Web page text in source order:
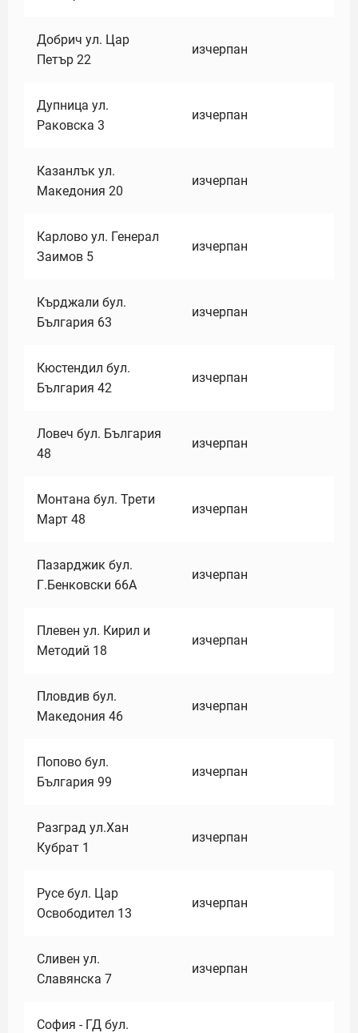
Добрич ул. Цар
Петър 22
изчерпан
Дупница ул.
Раковска 3
изчерпан
Казанлък ул.
Македония 20
изчерпан
Карлово ул. Генерал
Заимов 5
изчерпан
Кърджали бул.
България 63
изчерпан
Кюстендил бул.
България 42
изчерпан
Ловеч бул. България
48
изчерпан
Монтана бул. Трети
Март 48
изчерпан
Пазарджик бул.
Г.Бенковски 66А
изчерпан
Плевен ул. Кирил и
Методий 18
изчерпан
Пловдив бул.
Македония 46
изчерпан
Попово бул.
България 99
изчерпан
Разград ул.Хан
Кубрат 1
изчерпан
Русе бул. Цар
Освободител 13
изчерпан
Сливен ул.
Славянска 7
изчерпан
София - ГД бул.